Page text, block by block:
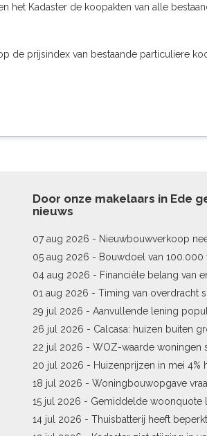
het Kadaster de koopakten van alle
de prijsindex van bestaande particuliere
Door onze makelaars in Ede
nieuws
07 aug 2026 - Nieuwbouwverkoop
stijgt
05 aug 2026 - Bouwdoel van
04 aug 2026 - Financiële belang van
01 aug 2026 - Timing van overdracht
29 jul 2026 - Aanvullende lening
26 jul 2026 - Calcasa: huizen buiten
22 jul 2026 - WOZ-waarde woningen
Pekela
20 jul 2026 - Huizenprijzen in mei 4%
18 jul 2026 - Woningbouwopgave
15 jul 2026 - Gemiddelde woonquote
14 jul 2026 - Thuisbatterij heeft